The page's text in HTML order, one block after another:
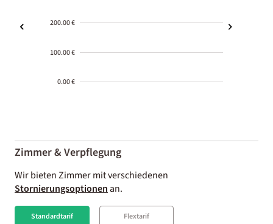
200.00 €
100.00 €
0.00 €
01-02
Zimmer & Verpflegung
Wir bieten Zimmer mit verschiedenen
Stornierungsoptionenan.
Standardtarif
Flextarif